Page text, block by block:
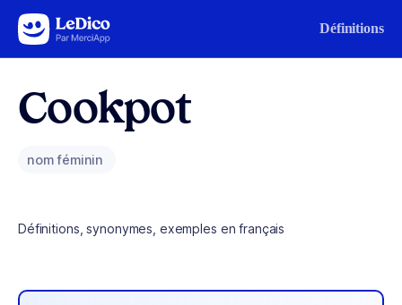
Aller au contenu Définitions
Cookpot
nom féminin
Définitions, synonymes, exemples en français